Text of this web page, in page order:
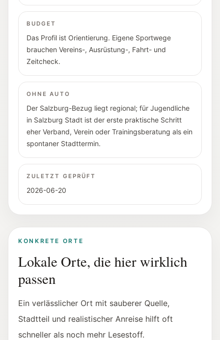
BUDGET
Das Profil ist Orientierung. Eigene Sportwege
brauchen Vereins-, Ausrüstung-, Fahrt- und
Zeitcheck.
OHNE AUTO
Der Salzburg-Bezug liegt regional; für Jugendliche
in Salzburg Stadt ist der erste praktische Schritt
eher Verband, Verein oder Trainingsberatung als ein
spontaner Stadttermin.
ZULETZT GEPRÜFT
2026-06-20
KONKRETE ORTE
Lokale Orte, die hier wirklich
passen
Ein verlässlicher Ort mit sauberer Quelle,
Stadtteil und realistischer Anreise hilft oft
schneller als noch mehr Lesestoff.